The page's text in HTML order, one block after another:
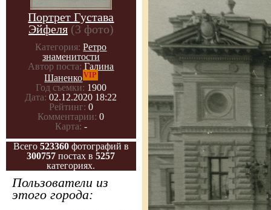
Портрет Густава
Эйфеля (3 фото)
Категория: Ретро
знаменитости
Автор поста: Галина
ШаненкоVIP
Год съемки: 1900
Дата: 02.12.2020 18:22
Рейтинг: 0
Комментарии: 0
Карта: -
Всего 523360 фотографий в
300757 постах в5257
категориях.
Пользователи из
этого города: